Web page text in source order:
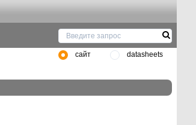
сайт datasheets